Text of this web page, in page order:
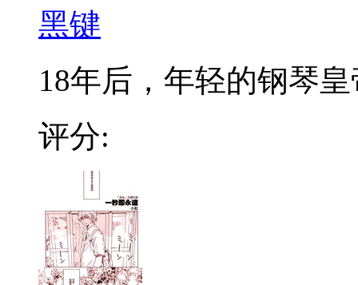
黑键
18年后，年轻的钢琴
评分: